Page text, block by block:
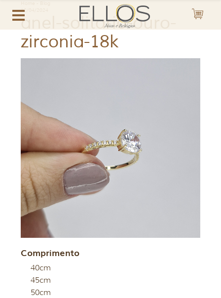
12/04/2024
anel-solitario-ouro-
zirconia-18k
Comprimento
40cm
45cm
50cm